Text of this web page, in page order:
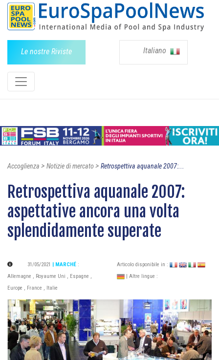
Le nostre Riviste Italiano
Accoglienza > Notizie di mercato > Retrospettiva aquanale 2007:...
Retrospettiva aquanale 2007:
aspettative ancora una volta
splendidamente superate
31/05/2021 | MARCHÉ :
Allemagne , Royaume Uni , Espagne ,
Europe , France , Italie
Articolo disponibile in :
| Altre lingue :